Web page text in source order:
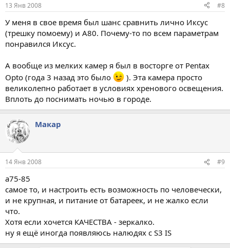
13 Янв 2008 #8
У меня в свое время был шанс сравнить лично Иксус
(трешку помоему) и A80. Почему-то по всем параметрам
понравился Иксус.
А вообще из мелких камер я был в восторге от Pentax
Opto (года 3 назад это было
). Эта камера просто
великолепно работает в условиях хренового освещения.
Вплоть до поснимать ночью в городе.
Макар
14 Янв 2008 #9
а75-85
самое то, и настроить есть возможность по человечески,
и не крупная, и питание от батареек, и не жалко если
что.
Хотя если хочется КАЧЕСТВА - зеркалко.
ну я ещё иногда появляюсь налюдях с S3 IS